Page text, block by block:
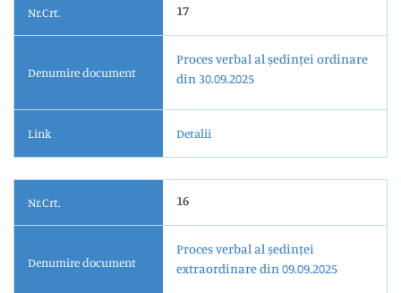
Nr.Crt. 17
Denumire document
Proces verbal al ședinței ordinare
din 30.09.2025
Link Detalii
Nr.Crt. 16
Denumire document
Proces verbal al ședinței
extraordinare din 09.09.2025